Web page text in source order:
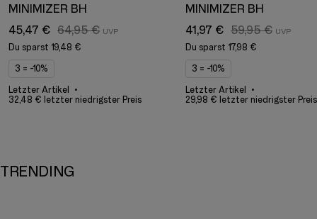
MINIMIZER BH
45,47 € 64,95 €
Du sparst 19,48 €
3 = -10%
Letzter Artikel
32,48 € letzter niedrigster Preis
MINIMIZER BH
41,97 € 59,95 €
Du sparst 17,98 €
3 = -10%
Letzter Artikel
29,98 € letzter niedrigster Preis
TRENDING